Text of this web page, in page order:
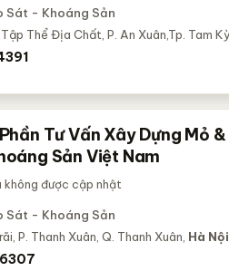
Sát - Khoáng Sản
Thể Địa Chất, P. An Xuân,Tp. Tam Kỳ,
Tư Vấn Xây Dựng Mỏ
Sản Việt Nam
không được cập nhật
Sát - Khoáng Sản
P. Thanh Xuân, Q. Thanh Xuân, Hà Nội